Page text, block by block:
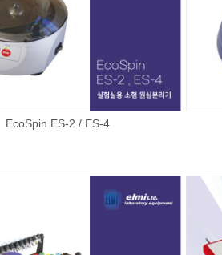
EcoSpin ES-2 / ES-4